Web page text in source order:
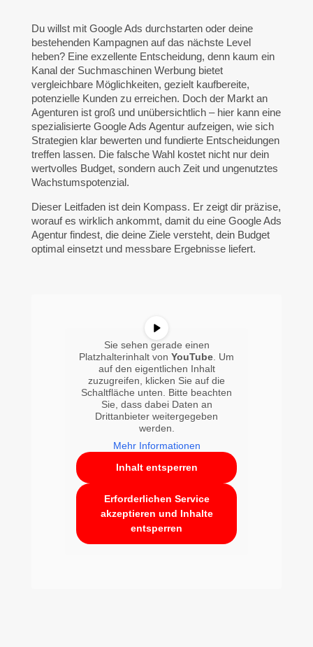
Du willst mit Google Ads durchstarten oder deine
bestehenden Kampagnen auf das nächste Level
heben? Eine exzellente Entscheidung, denn kaum ein
Kanal der Suchmaschinen Werbung bietet
vergleichbare Möglichkeiten, gezielt kaufbereite,
potenzielle Kunden zu erreichen. Doch der Markt an
Agenturen ist groß und unübersichtlich – hier kann eine
spezialisierte Google Ads Agentur aufzeigen, wie sich
Strategien klar bewerten und fundierte Entscheidungen
treffen lassen. Die falsche Wahl kostet nicht nur dein
wertvolles Budget, sondern auch Zeit und ungenutztes
Wachstumspotenzial.
Dieser Leitfaden ist dein Kompass. Er zeigt dir präzise,
worauf es wirklich ankommt, damit du eine Google Ads
Agentur findest, die deine Ziele versteht, dein Budget
optimal einsetzt und messbare Ergebnisse liefert.
Sie sehen gerade einen
Platzhalterinhalt von YouTube . Um
auf den eigentlichen Inhalt
zuzugreifen, klicken Sie auf die
Schaltfläche unten. Bitte beachten
Sie, dass dabei Daten an
Drittanbieter weitergegeben
werden.
Mehr Informationen
Inhalt entsperren
Erforderlichen Service
akzeptieren und Inhalte
entsperren